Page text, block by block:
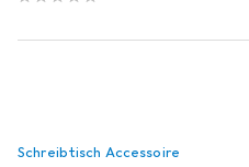
Schreibtisch Accessoire